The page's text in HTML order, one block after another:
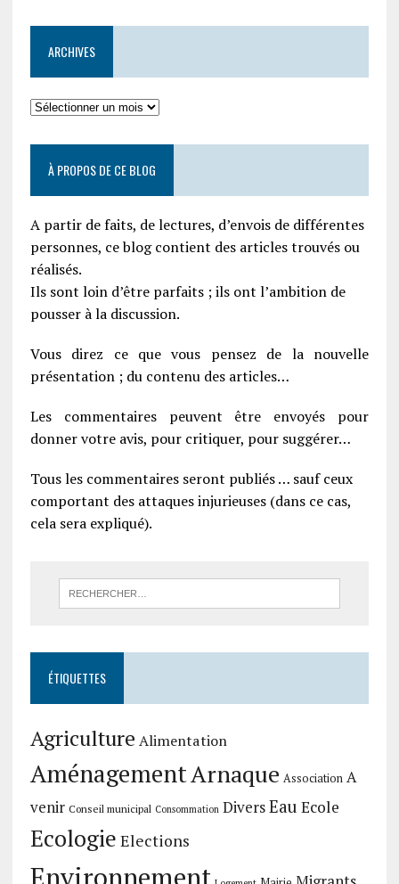
ARCHIVES
À PROPOS DE CE BLOG
A partir de faits, de lectures, d’envois de différentes
personnes, ce blog contient des articles trouvés ou
réalisés.
Ils sont loin d’être parfaits ; ils ont l’ambition de
pousser à la discussion.
Vous direz ce que vous pensez de la nouvelle
présentation ; du contenu des articles…
Les commentaires peuvent être envoyés pour
donner votre avis, pour critiquer, pour suggérer…
Tous les commentaires seront publiés … sauf ceux
comportant des attaques injurieuses (dans ce cas,
cela sera expliqué).
ÉTIQUETTES
Agriculture Alimentation
AménagementArnaque Association A
venir Conseil municipal Consommation DiversEau Ecole
Ecologie Elections
Environnement